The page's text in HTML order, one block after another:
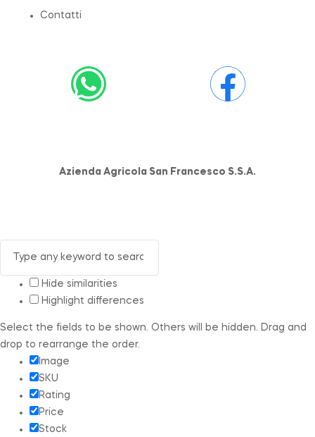
Contatti
Azienda Agricola San Francesco S.S.A.
Hide similarities
Highlight differences
Select the fields to be shown. Others will be hidden. Drag and
drop to rearrange the order.
Image
SKU
Rating
Price
Stock